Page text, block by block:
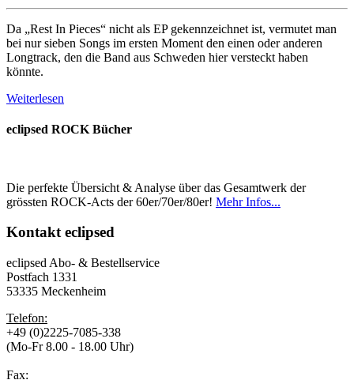
Da „Rest In Pieces“ nicht als EP gekennzeichnet ist, vermutet man
bei nur sieben Songs im ersten Moment den einen oder anderen
Longtrack, den die Band aus Schweden hier versteckt haben
könnte.
Weiterlesen
eclipsed ROCK Bücher
Die perfekte Übersicht & Analyse über das Gesamtwerk der
grössten ROCK-Acts der 60er/70er/80er! Mehr Infos...
Kontakteclipsed
eclipsed Abo- & Bestellservice
Postfach 1331
53335 Meckenheim
Telefon:
+49 (0)2225-7085-338
(Mo-Fr 8.00 - 18.00 Uhr)
Fax: